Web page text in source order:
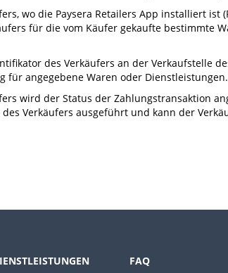
wo die Paysera Retailers App installiert
für die vom Käufer gekaufte bestimmte
des Verkäufers an der Verkaufstelle
für angegebene Waren oder Dienstleistungen.
wird der Status der Zahlungstransaktion
des Verkäufers ausgeführt und kann der
FAQ